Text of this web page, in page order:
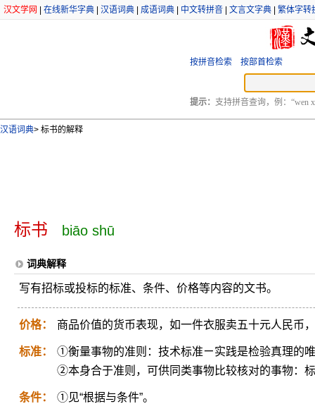
汉文学网 在线新华字典 汉语词典 成语词典 中文转拼音 文言文字典 繁体字转
按拼音检索 按部首检索
提示： 支持拼音查询，例：“wen
汉语词典> 标书的解释
标书 biāo shū
词典解释
写有招标或投标的标准、条件、价格等内容的文书。
价格： 商品价值的货币表现，如一件衣服卖五十元人民币
标准：
①衡量事物的准则：技术标准ㄧ实践是检验真理的
②本身合于准则，可供同类事物比较核对的事物：
条件：
①见“根据与条件”。